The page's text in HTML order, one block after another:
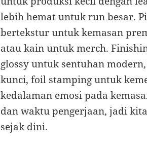
lebih hemat untuk run besar.
bertekstur untuk kemasan
atau kain untuk merch.
glossy untuk sentuhan
kunci, foil stamping untuk
kedalaman emosi pada
dan waktu pengerjaan, jadi
sejak dini.